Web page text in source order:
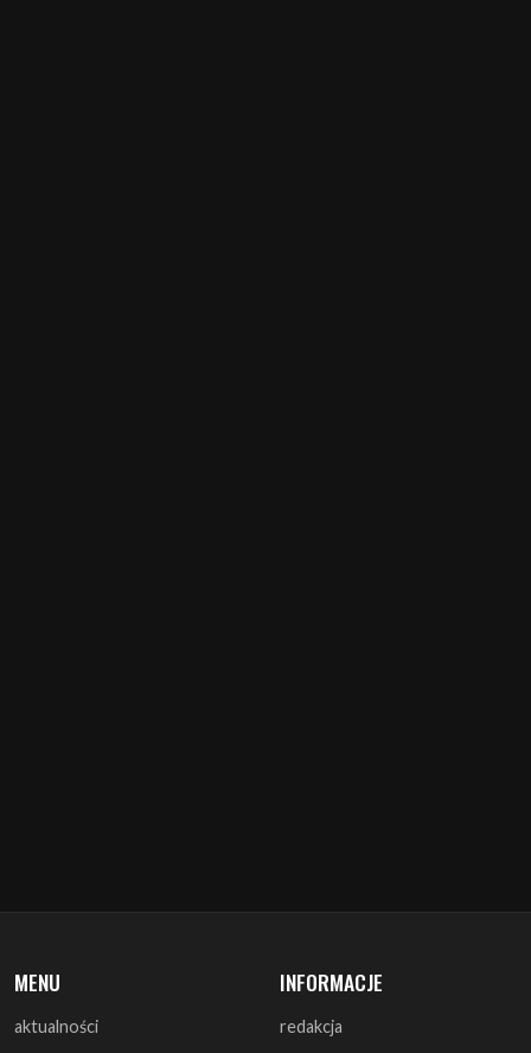
aktualności
zapowiedzi
recenzje
redakcja
warunki prawne
polityka cookies